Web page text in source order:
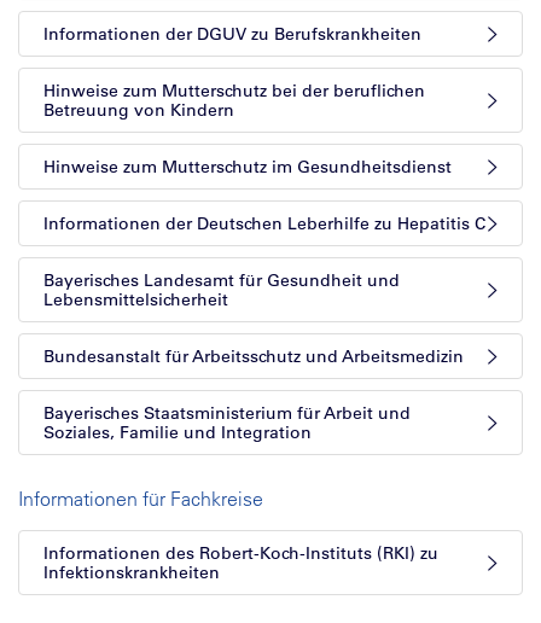
Informationen der DGUV zu Berufskrankheiten
Hinweise zum Mutterschutz bei der beruflichen
Betreuung von Kindern
Hinweise zum Mutterschutz im Gesundheitsdienst
Informationen der Deutschen Leberhilfe zu Hepatitis C
Bayerisches Landesamt für Gesundheit und
Lebensmittelsicherheit
Bundesanstalt für Arbeitsschutz und Arbeitsmedizin
Bayerisches Staatsministerium für Arbeit und
Soziales, Familie und Integration
Informationen für Fachkreise
Informationen des Robert-Koch-Instituts (RKI) zu
Infektionskrankheiten